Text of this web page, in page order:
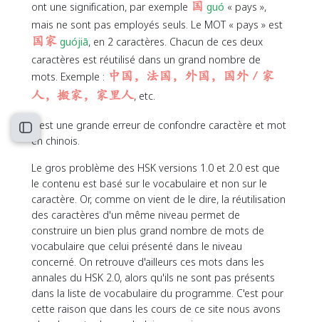
Ouvrir l’index du cours
ont une signification, par exemple 国 guó « pays »,
mais ne sont pas employés seuls. Le MOT « pays » est
国家 guójiā, en 2 caractères. Chacun de ces deux
caractères est réutilisé dans un grand nombre de
mots. Exemple : 中国，法国，外国，国外 / 家
人，搬家，家里人, etc.
C'est une grande erreur de confondre caractère et mot
en chinois.
Le gros problème des HSK versions 1.0 et 2.0 est que
le contenu est basé sur le vocabulaire et non sur le
caractère. Or, comme on vient de le dire, la réutilisation
des caractères d'un même niveau permet de
construire un bien plus grand nombre de mots de
vocabulaire que celui présenté dans le niveau
concerné. On retrouve d'ailleurs ces mots dans les
annales du HSK 2.0, alors qu'ils ne sont pas présents
dans la liste de vocabulaire du programme. C'est pour
cette raison que dans les cours de ce site nous avons